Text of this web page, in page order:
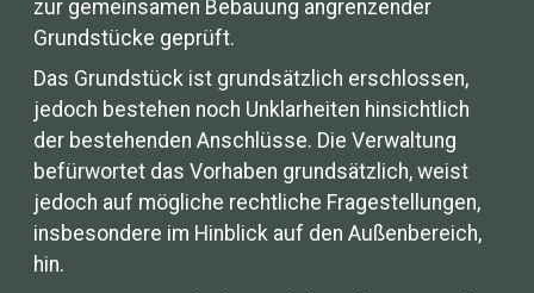
zur gemeinsamen Bebauung angrenzender
Grundstücke geprüft.
Das Grundstück ist grundsätzlich erschlossen,
jedoch bestehen noch Unklarheiten hinsichtlich
der bestehenden Anschlüsse. Die Verwaltung
befürwortet das Vorhaben grundsätzlich, weist
jedoch auf mögliche rechtliche Fragestellungen,
insbesondere im Hinblick auf den Außenbereich,
hin.